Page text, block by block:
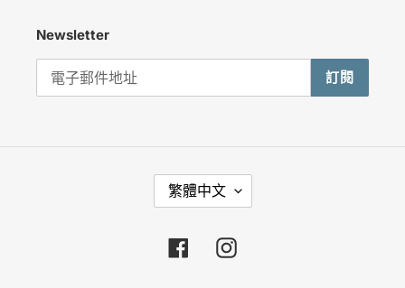
Newsletter
訂閱
語
言
繁體中文
FacebookInstagram